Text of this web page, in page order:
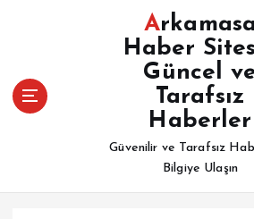
l
Arkamasa
Haber
Güncel
Tarafsız
Haberler
Güvenilir ve Tarafsız
Bilgiye Ulaşın